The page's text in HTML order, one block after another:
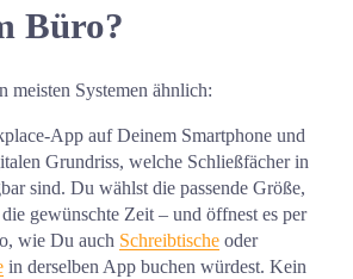
Büro?
meisten Systemen ähnlich:
App auf Deinem Smartphone und
Grundriss, welche Schließfächer in
sind. Du wählst die passende Größe,
gewünschte Zeit – und öffnest es per
wie Du auch Schreibtische
oder
in derselben App buchen würdest. Kein